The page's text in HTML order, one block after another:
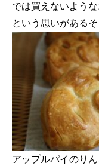
では買えないよう
アップルパイのり